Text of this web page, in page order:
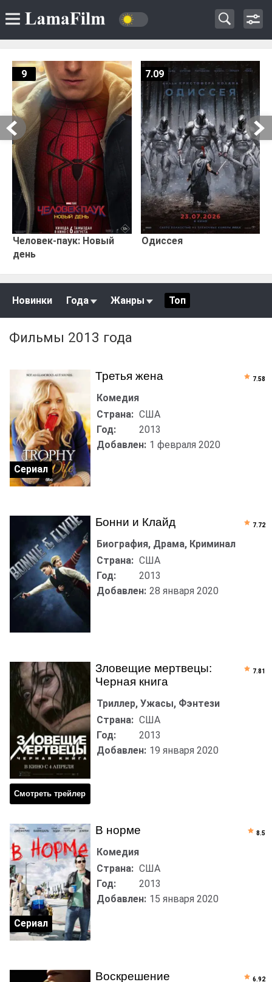
Человек-паук: Новый
день
9
Одиссея
7.09
Новинки Года Жанры Топ
Фильмы 2013 года
Третья жена
Комедия
Страна: США
Год:
2013
Добавлен: 1 февраля 2020
Сериал
7.58
Бонни и Клайд
Биография, Драма, Криминал
Страна: США
Год:
2013
Добавлен: 28 января 2020
7.72
Зловещие мертвецы:
Черная книга
Смотреть трейлер
Триллер, Ужасы, Фэнтези
Страна: США
Год:
2013
Добавлен: 19 января 2020
7.81
В норме
Комедия
Страна: США
Год:
2013
Добавлен: 15 января 2020
Сериал
8.5
Воскрешение 6.92